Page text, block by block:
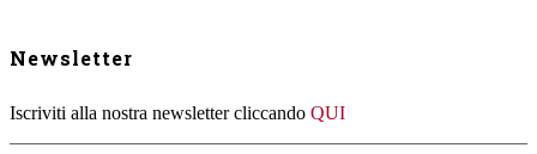
Newsletter
Iscriviti alla nostra newsletter cliccando QUI